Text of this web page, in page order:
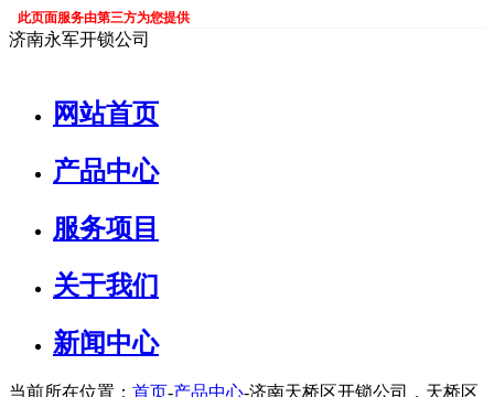
此页面服务由第三方为您提供
济南永军开锁公司
网站首页
产品中心
服务项目
关于我们
新闻中心
当前所在位置： 首页-产品中心-济南天桥区开锁公司，天桥区